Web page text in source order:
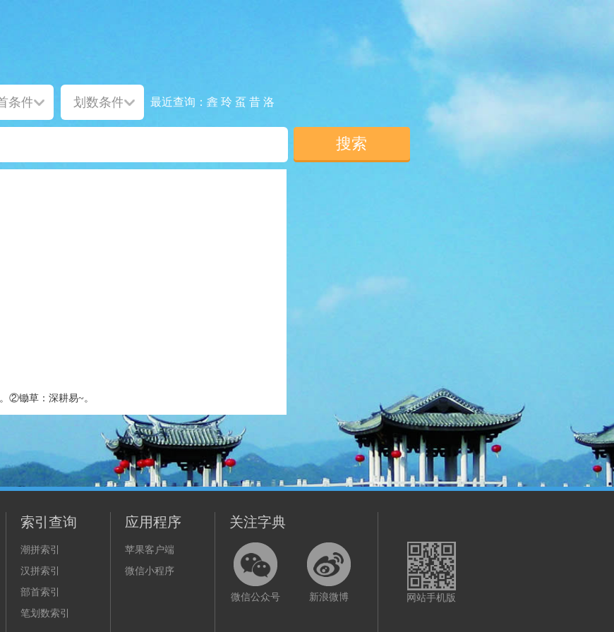
最近查询： 錱 玲 虿 昔 洛
②锄草：深耕易~。
索引查询
潮拼索引
汉拼索引
部首索引
笔划数索引
应用程序
苹果客户端
微信小程序
关注字典
微信公众号 新浪微博 网站手机版